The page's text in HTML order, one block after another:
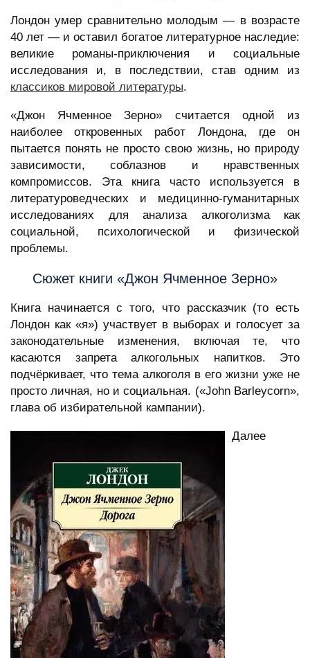
Лондон умер сравнительно молодым — в возрасте
40 лет — и оставил богатое литературное наследие:
великие романы-приключения и социальные
исследования и, в последствии, став одним из
классиков мировой литературы.
«Джон Ячменное Зерно» считается одной из
наиболее откровенных работ Лондона, где он
пытается понять не просто свою жизнь, но природу
зависимости, соблазнов и нравственных
компромиссов. Эта книга часто используется в
литературоведческих и медицинно-гуманитарных
исследованиях для анализа алкоголизма как
социальной, психологической и физической
проблемы.
Сюжет книги «Джон Ячменное Зерно»
Книга начинается с того, что рассказчик (то есть
Лондон как «я») участвует в выборах и голосует за
законодательные изменения, включая те, что
касаются запрета алкогольных напитков. Это
подчёркивает, что тема алкоголя в его жизни уже не
просто личная, но и социальная. («John Barleycorn»,
глава об избирательной кампании).
Далее